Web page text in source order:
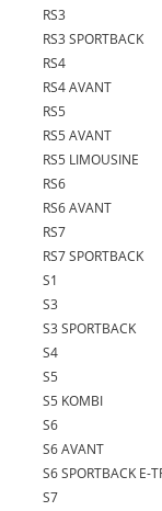
RS3
RS3 SPORTBACK
RS4
RS4 AVANT
RS5
RS5 AVANT
RS5 LIMOUSINE
RS6
RS6 AVANT
RS7
RS7 SPORTBACK
S1
S3
S3 SPORTBACK
S4
S5
S5 KOMBI
S6
S6 AVANT
S6 SPORTBACK E-
S7